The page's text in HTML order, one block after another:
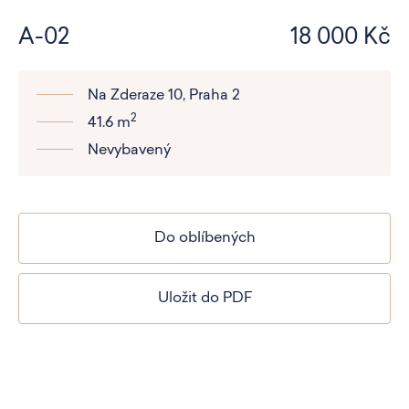
A-02 18 000 Kč
Na Zderaze 10, Praha 2
41.6 m2
Nevybavený
Do oblíbených
Uložit do PDF